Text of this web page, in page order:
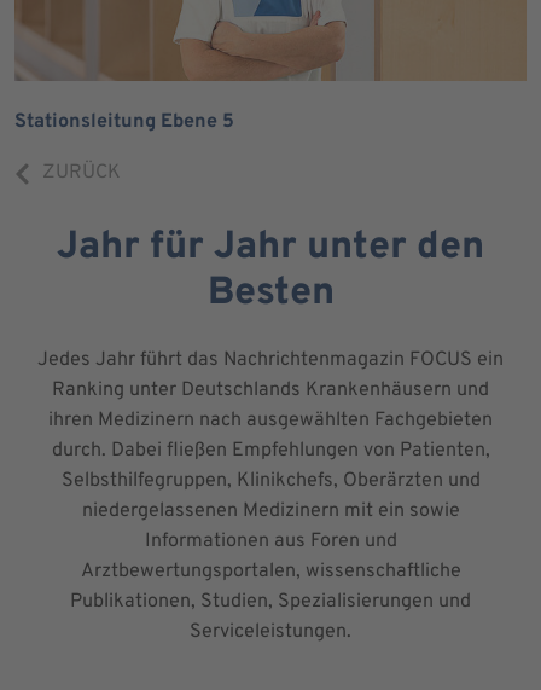
Stationsleitung Ebene 5
ZURÜCK
Jahr für Jahr unter den
Besten
Jedes Jahr führt das Nachrichtenmagazin FOCUS ein
Ranking unter Deutschlands Krankenhäusern und
ihren Medizinern nach ausgewählten Fachgebieten
durch. Dabei fließen Empfehlungen von Patienten,
Selbsthilfegruppen, Klinikchefs, Oberärzten und
niedergelassenen Medizinern mit ein sowie
Informationen aus Foren und
Arztbewertungsportalen, wissenschaftliche
Publikationen, Studien, Spezialisierungen und
Serviceleistungen.